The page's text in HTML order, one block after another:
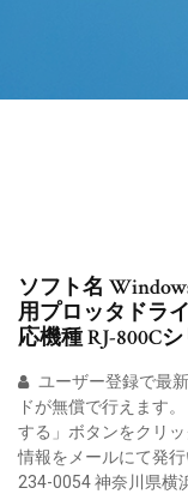
ソフト名
用プロッタドラ
応機種 RJ-800C
ユーザー登録で最
ドが無償で行えます
する」ボタンをクリ
情報をメールにて発
234-0054 神奈川県横